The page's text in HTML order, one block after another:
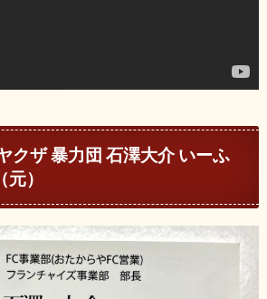
クザ 暴力団 石澤大介 いーふ
）